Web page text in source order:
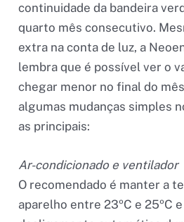
continuidade da bandeira
quarto mês consecutivo.
extra na conta de luz, a
lembra que é possível ver o
chegar menor no final do
algumas mudanças simples
as principais:
Ar-condicionado e ventilador
O recomendado é manter a
aparelho entre 23ºC e 25ºC